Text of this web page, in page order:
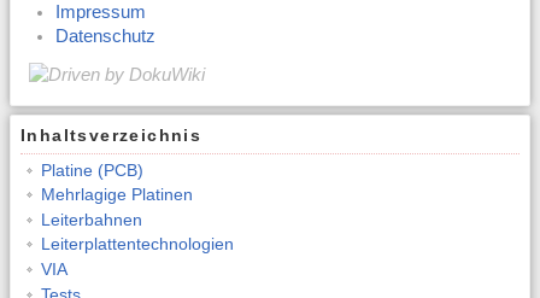
Impressum
Datenschutz
Inhaltsverzeichnis
Platine (PCB)
Mehrlagige Platinen
Leiterbahnen
Leiterplattentechnologien
VIA
Tests